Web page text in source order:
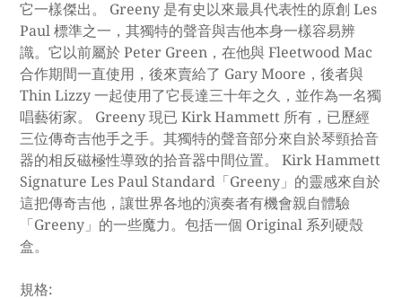
它一樣傑出。 Greeny 是有史以來最具代表性的原創 Les
Paul 標準之一，其獨特的聲音與吉他本身一樣容易辨
識。它以前屬於 Peter Green，在他與 Fleetwood Mac
合作期間一直使用，後來賣給了 Gary Moore，後者與
Thin Lizzy 一起使用了它長達三十年之久，並作為一名獨
唱藝術家。 Greeny 現已 Kirk Hammett 所有，已歷經
三位傳奇吉他手之手。其獨特的聲音部分來自於琴頸拾音
器的相反磁極性導致的拾音器中間位置。 Kirk Hammett
Signature Les Paul Standard「Greeny」的靈感來自於
這把傳奇吉他，讓世界各地的演奏者有機會親自體驗
「Greeny」的一些魔力。包括一個 Original 系列硬殼
盒。
規格: